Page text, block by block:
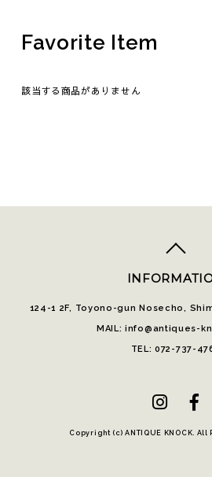
Favorite Item
該当する商品がありません
top
124-1 2F, Toyono-gun Nosecho,
MAIL: info@antiques-
TEL: 072-737-
Copyright (c) ANTIQUE KNOCK.